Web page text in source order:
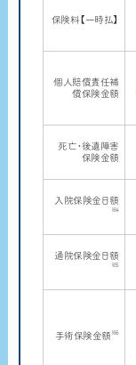
保険料【一時払】
個人賠償責任補
償保険金額
死亡・後遺障害
保険金額
入院保険金日額
※4
通院保険金日額
※5
手術保険金額 ※6